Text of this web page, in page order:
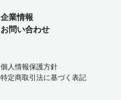
企業情報
お問い合わせ
個人情報保護方針
特定商取引法に基づく表記